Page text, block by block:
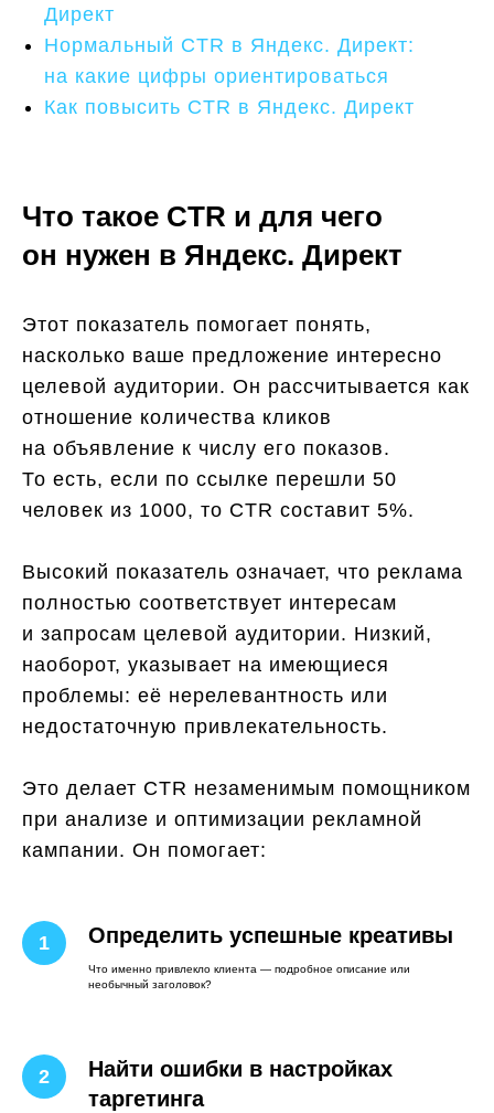
Директ
Нормальный CTR в Яндекс. Директ:
на какие цифры ориентироваться
Как повысить CTR в Яндекс. Директ
Что такое CTR и для чего
он нужен в Яндекс. Директ
Этот показатель помогает понять,
насколько ваше предложение интересно
целевой аудитории. Он рассчитывается как
отношение количества кликов
на объявление к числу его показов.
То есть, если по ссылке перешли 50
человек из 1000, то CTR составит 5%.
Высокий показатель означает, что реклама
полностью соответствует интересам
и запросам целевой аудитории. Низкий,
наоборот, указывает на имеющиеся
проблемы: её нерелевантность или
недостаточную привлекательность.
Это делает CTR незаменимым помощником
при анализе и оптимизации рекламной
кампании. Он помогает:
Определить успешные креативы
Что именно привлекло клиента — подробное описание или
необычный заголовок?
Найти ошибки в настройках
таргетинга